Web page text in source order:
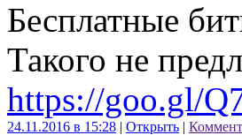
Бесплатные
Такого не
https://goo.gl/
24.11.2016 в 15:28 | Открыть |